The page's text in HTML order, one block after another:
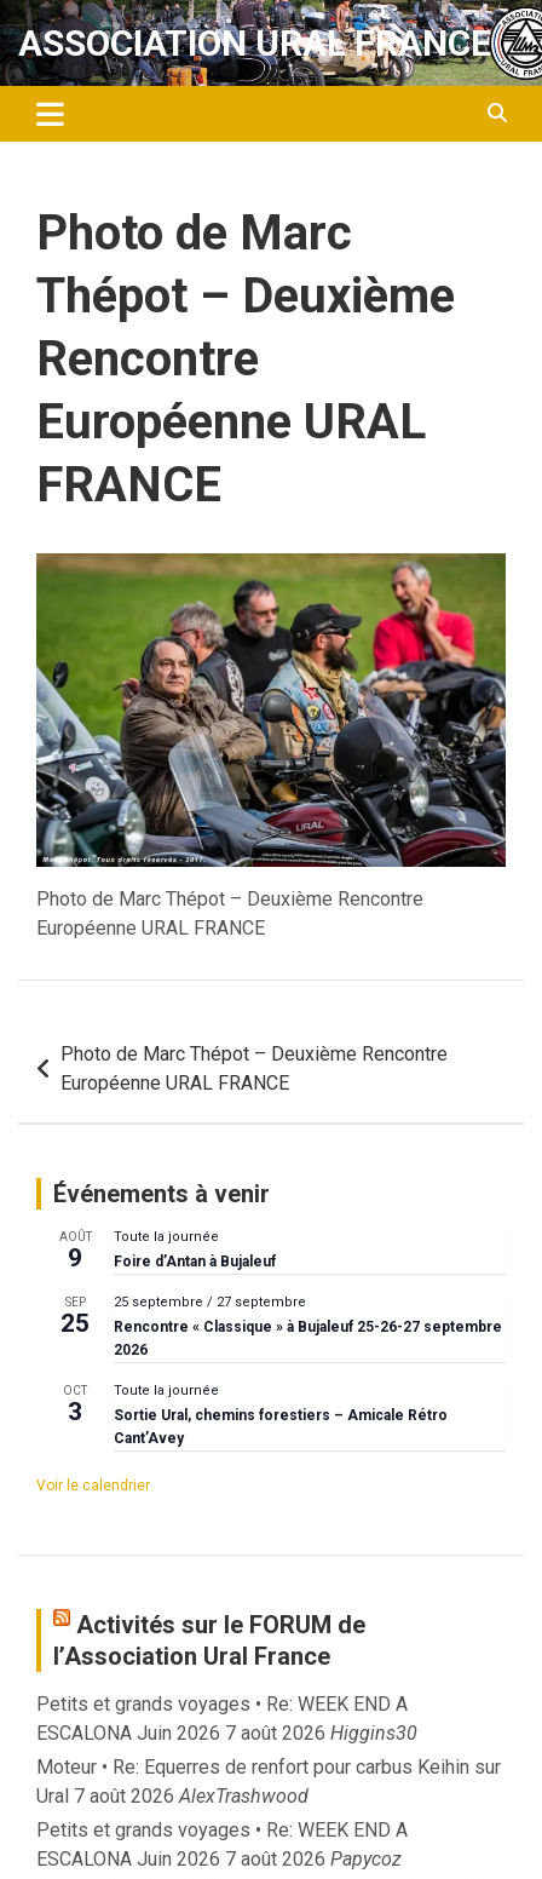
Aller
au
contenu
ASSOCIATION URAL FRANCE
Photo de Marc
Thépot – Deuxième
Rencontre
Européenne URAL
FRANCE
Photo de Marc Thépot – Deuxième Rencontre
Européenne URAL FRANCE
Navigation
de
l’article
Photo de Marc Thépot – Deuxième Rencontre
Européenne URAL FRANCE
Événements à venir
AOÛT
9
Toute la journée
Foire d’Antan à Bujaleuf
SEP
25
25 septembre / 27 septembre
Rencontre « Classique » à Bujaleuf 25-26-27 septembre
2026
OCT
3
Toute la journée
Sortie Ural, chemins forestiers – Amicale Rétro
Cant’Avey
Voir le calendrier
Activités sur le FORUM de
l’Association Ural France
Petits et grands voyages • Re: WEEK END A
ESCALONA Juin 2026 7 août 2026 Higgins30
Moteur • Re: Equerres de renfort pour carbus Keihin sur
Ural 7 août 2026 AlexTrashwood
Petits et grands voyages • Re: WEEK END A
ESCALONA Juin 2026 7 août 2026 Papycoz